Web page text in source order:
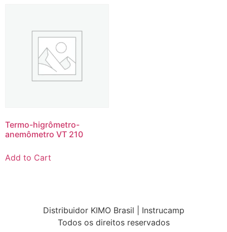
Termo-higrômetro-
anemômetro VT 210
Add to Cart
Distribuidor KIMO Brasil | Instrucamp
Todos os direitos reservados